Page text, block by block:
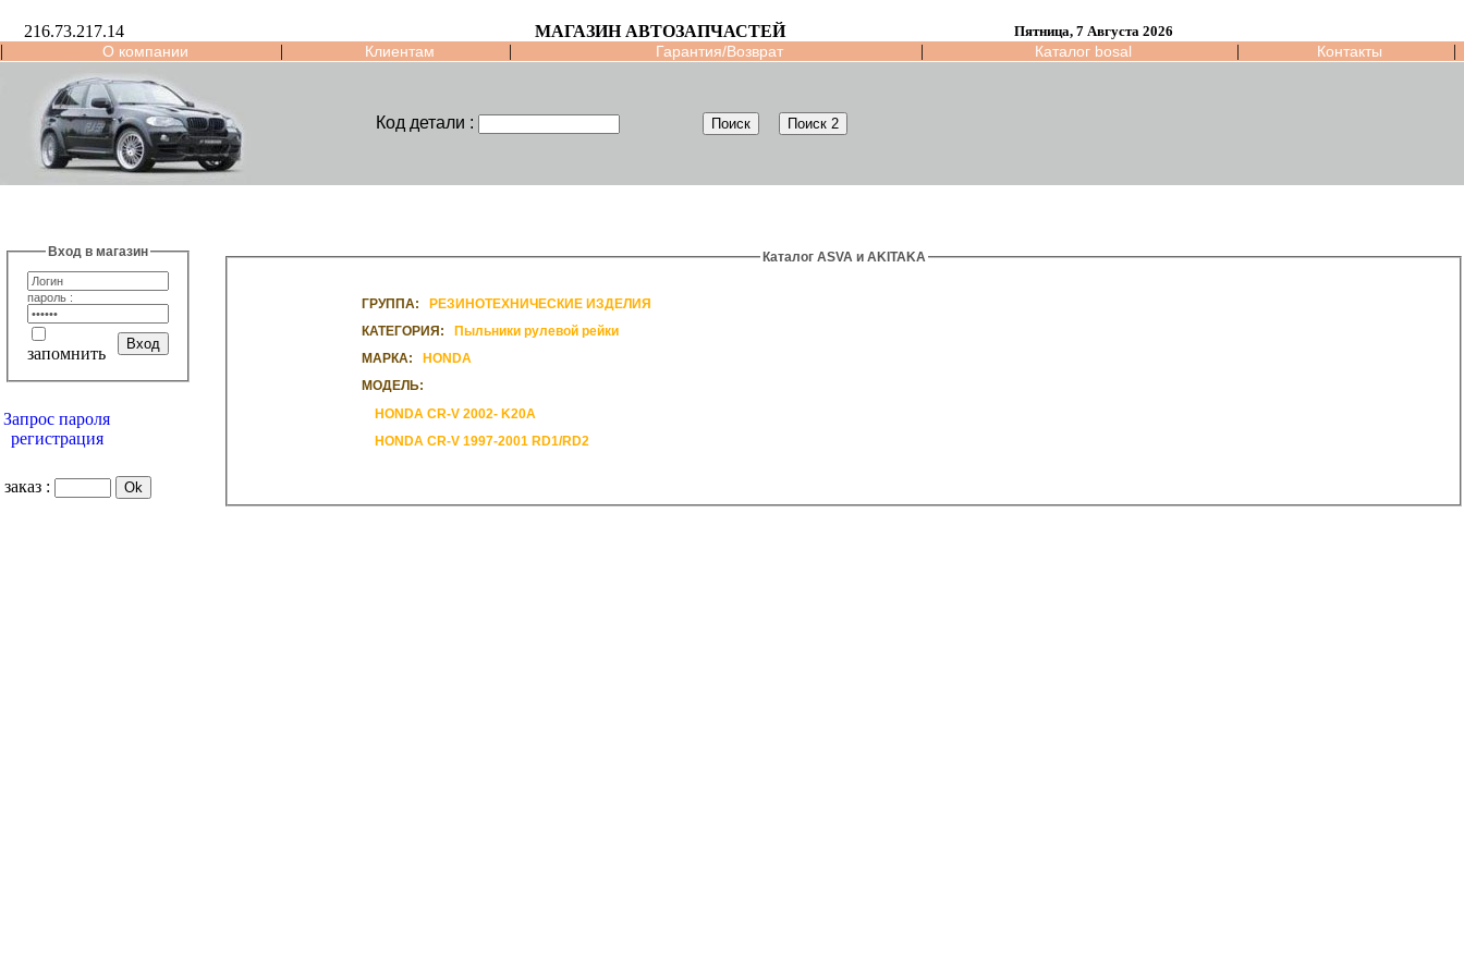
216.73.217.14 МАГАЗИН АВТОЗАПЧАСТЕЙ Пятница, 7 Августа 2026
| О компании | Клиентам | Гарантия/Возврат | Каталог bosal | Контакты |
Код детали :
Вход в магазин
пароль :
запомнить
Запрос пароля
регистрация
заказ :
Каталог ASVA и AKITAKA
ГРУППА:
РЕЗИНОТЕХНИЧЕСКИЕ ИЗДЕЛИЯ
КАТЕГОРИЯ:
Пыльники рулевой рейки
МАРКА:
HONDA
МОДЕЛЬ:
HONDA CR-V 2002- K20A
HONDA CR-V 1997-2001 RD1/RD2